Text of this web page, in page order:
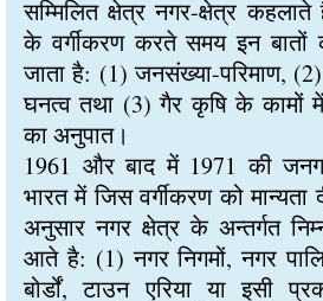
सम्मिलित क्षेत्र नगर-क्षेत्र
के वर्गीकरण करते समय इन बातों
जाता है: (1) जनसंख्या-परिमाण,
घनत्व तथा (3) गैर कृषि के कामों
का अनुपात।
1961 और बाद में 1971 की
भारत में जिस वर्गीकरण को
अनुसार नगर क्षेत्र के अन्तर्गत
आते है: (1) नगर निगमों, नगर
बोर्डों, टाउन एरिया या इसी